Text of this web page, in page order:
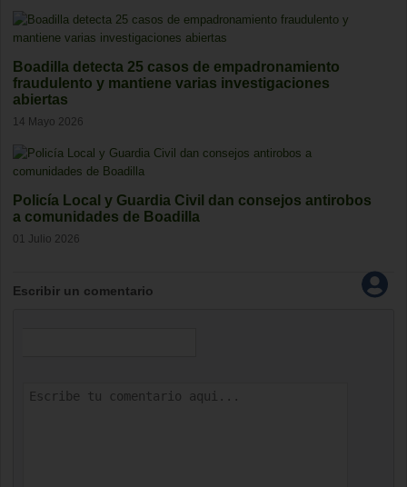
Boadilla detecta 25 casos de empadronamiento
fraudulento y mantiene varias investigaciones
abiertas
14 Mayo 2026
Policía Local y Guardia Civil dan consejos antirobos
a comunidades de Boadilla
01 Julio 2026
Escribir un comentario